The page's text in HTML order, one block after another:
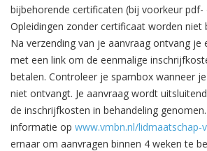
bijbehorende certificaten (bij voorkeur
Opleidingen zonder certificaat worden niet
Na verzending van je aanvraag ontvang je
met een link om de eenmalige
betalen. Controleer je spambox wanneer
niet ontvangt. Je aanvraag wordt
de inschrijfkosten in behandeling
informatie op www.vmbn.nl/lidmaatschap-
ernaar om aanvragen binnen 4 weken te